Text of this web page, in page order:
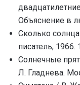
Объяснение в
Сколько
писатель, 1966.
Солнечные
Л. Гладнева.